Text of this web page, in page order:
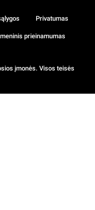
įmonės. Visos teisės
Privatumas
prieinamumas